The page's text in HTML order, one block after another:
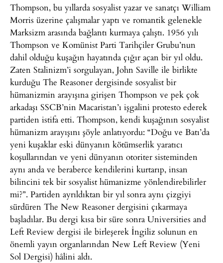
Thompson, bu yıllarda sosyalist yazar ve sanatçı William
Morris üzerine çalışmalar yaptı ve romantik gelenekle
Marksizm arasında bağlantı kurmaya çalıştı. 1956 yılı
Thompson ve Komünist Parti Tarihçiler Grubu’nun
dahil olduğu kuşağın hayatında çığır açan bir yıl oldu.
Zaten Stalinizm’i sorgulayan, John Saville ile birlikte
kurduğu The Reasoner dergisinde sosyalist bir
hümanizmin arayışına girişen Thompson ve pek çok
arkadaşı SSCB’nin Macaristan’ı işgalini protesto ederek
partiden istifa etti. Thompson, kendi kuşağının sosyalist
hümanizm arayışını şöyle anlatıyordu: “Doğu ve Batı’da
yeni kuşaklar eski dünyanın kötümserlik yaratıcı
koşullarından ve yeni dünyanın otoriter sisteminden
aynı anda ve beraberce kendilerini kurtarıp, insan
bilincini tek bir sosyalist hümanizme yönlendirebilirler
mi?”. Partiden ayrıldıktan bir yıl sonra aynı çizgiyi
sürdüren The New Reasoner dergisini çıkarmaya
başladılar. Bu dergi kısa bir süre sonra Universities and
Left Review dergisi ile birleşerek İngiliz solunun en
önemli yayın organlarından New Left Review (Yeni
Sol Dergisi) hâlini aldı.